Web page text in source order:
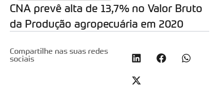
CNA prevê alta de 13,7% no Valor Bruto
da Produção agropecuária em 2020
Compartilhe nas suas redes
sociais